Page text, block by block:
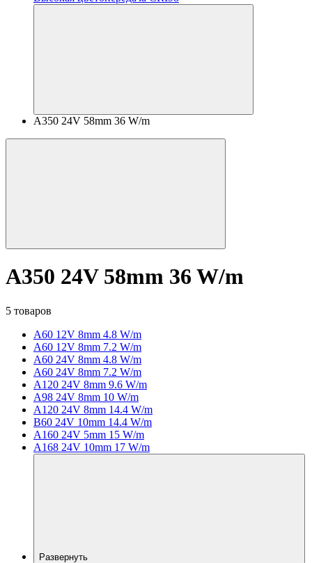
A350 24V 58mm 36 W/m
A350 24V 58mm 36 W/m
5 товаров
A60 12V 8mm 4.8 W/m
A60 12V 8mm 7.2 W/m
A60 24V 8mm 4.8 W/m
A60 24V 8mm 7.2 W/m
A120 24V 8mm 9.6 W/m
A98 24V 8mm 10 W/m
A120 24V 8mm 14.4 W/m
B60 24V 10mm 14.4 W/m
A160 24V 5mm 15 W/m
A168 24V 10mm 17 W/m
Развернуть